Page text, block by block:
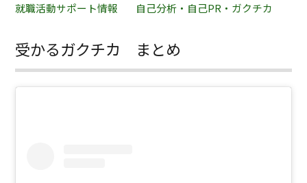
就職活動サポート情報
自己分析・自己PR・ガクチカ
受かるガクチカ まとめ